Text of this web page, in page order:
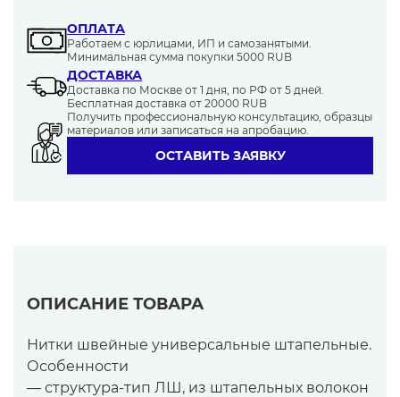
ОПЛАТА
Работаем с юрлицами, ИП и самозанятыми.
Минимальная сумма покупки 5000 RUB
ДОСТАВКА
Доставка по Москве от 1 дня, по РФ от 5 дней.
Бесплатная доставка от 20000 RUB
Получить профессиональную консультацию, образцы
материалов или записаться на апробацию.
ОСТАВИТЬ ЗАЯВКУ
ОПИСАНИЕ ТОВАРА
Нитки швейные универсальные штапельные.
Особенности
— структура-тип ЛШ, из штапельных волокон